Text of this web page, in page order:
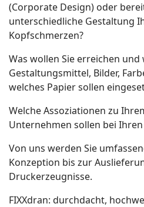
(Corporate Design) oder
unterschiedliche Gestaltung
Kopfschmerzen?
Was wollen Sie erreichen
Gestaltungsmittel, Bilder,
welches Papier sollen
Welche Assoziationen zu
Unternehmen sollen bei
Von uns werden Sie
Konzeption bis zur
Druckerzeugnisse.
FIXXdran: durchdacht,